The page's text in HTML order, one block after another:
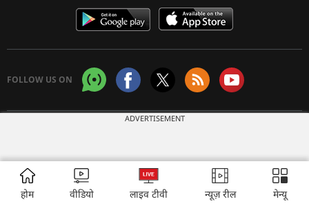
FOLLOW US ON
ADVERTISEMENT
होम वीडियो लाइव टीवी न्यूज़ रील मेन्यू